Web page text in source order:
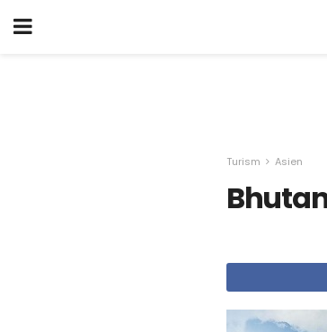
Turism Asien